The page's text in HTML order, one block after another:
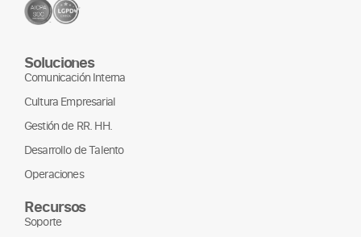
Soluciones
Comunicación Interna
Cultura Empresarial
Gestión de RR. HH.
Desarrollo de Talento
Operaciones
Recursos
Soporte